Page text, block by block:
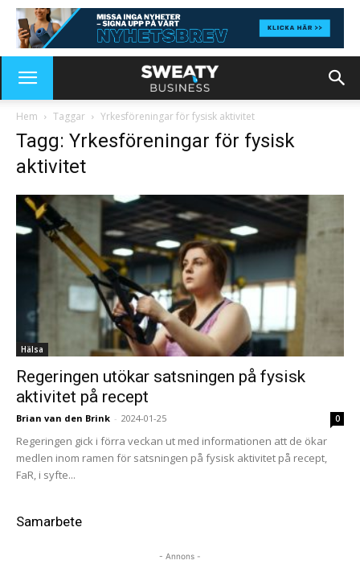
Hem Taggar Yrkesföreningar för fysisk aktivitet
Tagg: Yrkesföreningar för fysisk
aktivitet
Hälsa
Regeringen utökar satsningen på fysisk
aktivitet på recept
Brian van den Brink - 2024-01-25 0
Regeringen gick i förra veckan ut med informationen att de ökar
medlen inom ramen för satsningen på fysisk aktivitet på recept,
FaR, i syfte...
Samarbete
- Annons -